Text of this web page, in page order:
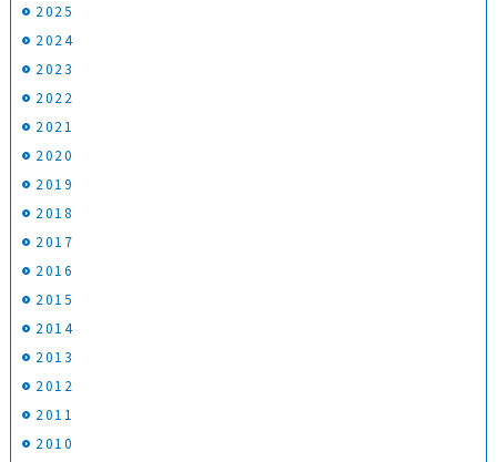
2025
2024
2023
2022
2021
2020
2019
2018
2017
2016
2015
2014
2013
2012
2011
2010